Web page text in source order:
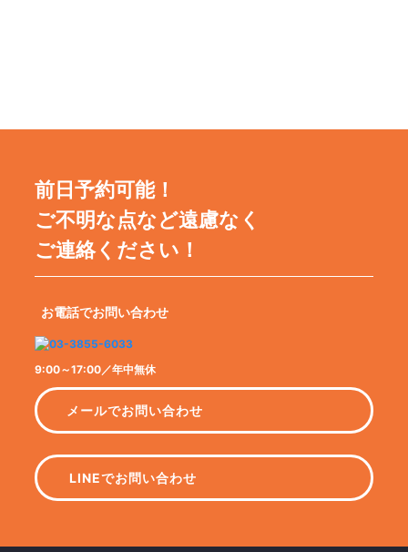
前日予約可能！
ご不明な点など遠慮なく
ご連絡ください！
お電話でお問い合わせ
9:00～17:00／年中無休
メールでお問い合わせ
LINEでお問い合わせ